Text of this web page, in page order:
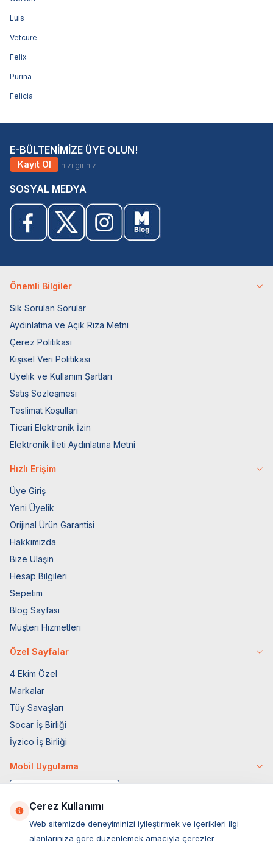
Luis
Vetcure
Felix
Purina
Felicia
E-BÜLTENİMİZE ÜYE OLUN!
Kayıt Ol
SOSYAL MEDYA
Önemli Bilgiler
Sık Sorulan Sorular
Aydınlatma ve Açık Rıza Metni
Çerez Politikası
Kişisel Veri Politikası
Üyelik ve Kullanım Şartları
Satış Sözleşmesi
Teslimat Koşulları
Ticari Elektronik İzin
Elektronik İleti Aydınlatma Metni
Hızlı Erişim
Üye Giriş
Yeni Üyelik
Orijinal Ürün Garantisi
Hakkımızda
Bize Ulaşın
Hesap Bilgileri
Sepetim
Blog Sayfası
Müşteri Hizmetleri
Özel Sayfalar
4 Ekim Özel
Markalar
Tüy Savaşları
Socar İş Birliği
İyzico İş Birliği
Mobil Uygulama
Çerez Kullanımı
Web sitemizde deneyiminizi iyileştirmek ve içerikleri ilgi
alanlarınıza göre düzenlemek amacıyla çerezler